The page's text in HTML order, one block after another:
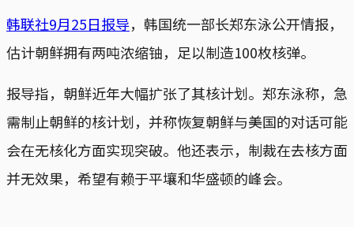
韩联社9月25日报导，韩国统一部长郑东泳公开情报，
估计朝鲜拥有两吨浓缩铀，足以制造100枚核弹。
报导指，朝鲜近年大幅扩张了其核计划。郑东泳称，急
需制止朝鲜的核计划，并称恢复朝鲜与美国的对话可能
会在无核化方面实现突破。他还表示，制裁在去核方面
并无效果，希望有赖于平壤和华盛顿的峰会。